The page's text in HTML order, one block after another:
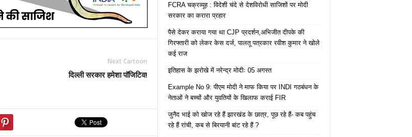
Next Cartoon
दिल्ली सरकार हमेशा पॉजिटिव!
FCRA चक्रव्यूह : विदेशी चंदे से देशविरोधी साजिशों पर मोदी
सरकार का करारा प्रहार
पैसे देकर कराया गया था CJP प्रदर्शन,अभिजीत दीपके की
गिरफ्तारी को लेकर केस दर्ज, पालतू पत्रकार रवीश कुमार ने खोले
कई राज
इतिहास के झरोखे में नरेन्द्र मोदीः 05 अगस्त
Example No 9: पीएम मोदी ने माफ किया पर INDI गठबंधन के
नेताओं ने बच्चों और युवतियों के खिलाफ कराई FIR
जुनैद भाई को खोज रहे हैं झारखंड के छात्र, पूछ रहे हैं- कब पहुंच
रहे हैं रांची, कब से बिरयानी बांट रहे हैं ?